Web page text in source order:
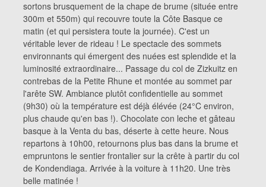
sortons brusquement de la chape de brume (située entre
300m et 550m) qui recouvre toute la Côte Basque ce
matin (et qui persistera toute la journée). C'est un
véritable lever de rideau ! Le spectacle des sommets
environnants qui émergent des nuées est splendide et la
luminosité extraordinaire... Passage du col de Zizkuitz en
contrebas de la Petite Rhune et montée au sommet par
l'arête SW. Ambiance plutôt confidentielle au sommet
(9h30) où la température est déjà élévée (24°C environ,
plus chaude qu'en bas !). Chocolate con leche et gâteau
basque à la Venta du bas, déserte à cette heure. Nous
repartons à 10h00, retournons plus bas dans la brume et
empruntons le sentier frontalier sur la crête à partir du col
de Kondendiaga. Arrivée à la voiture à 11h20. Une très
belle matinée !